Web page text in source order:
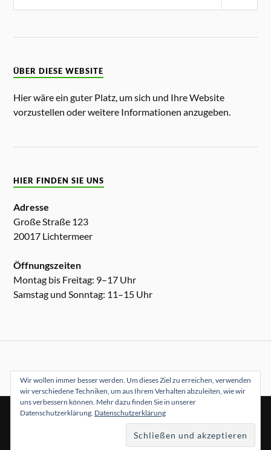
ÜBER DIESE WEBSITE
Hier wäre ein guter Platz, um sich und Ihre Website
vorzustellen oder weitere Informationen anzugeben.
HIER FINDEN SIE UNS
Adresse
Große Straße 123
20017 Lichtermeer
Öffnungszeiten
Montag bis Freitag: 9–17 Uhr
Samstag und Sonntag: 11–15 Uhr
WORDPRESS & THEME ERSTELLT VON
ANDERS NORÉN
Wir wollen immer besser werden. Um dieses Ziel zu erreichen, verwenden
wir verschiedene Techniken, um aus Ihrem Verhalten abzuleiten, wie wir
uns verbessern können. Mehr dazu finden Sie in unserer
Datenschutzerklärung. Datenschutzerklärung